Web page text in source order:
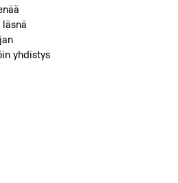
yhdistys